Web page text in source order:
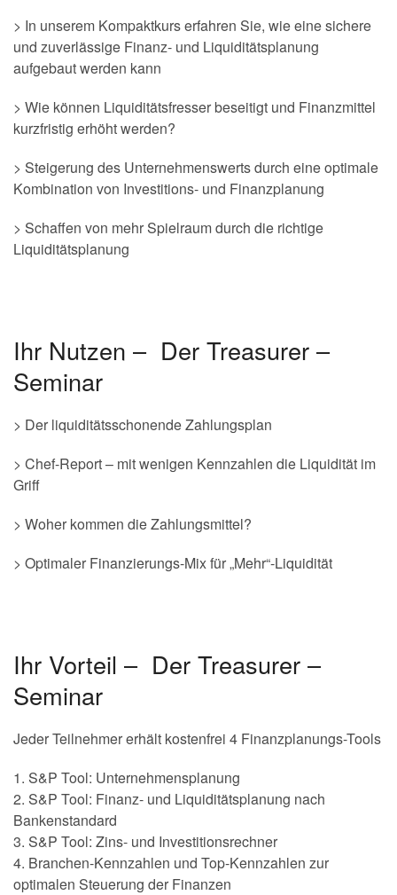
> In unserem Kompaktkurs erfahren Sie, wie eine sichere
und zuverlässige Finanz- und Liquiditätsplanung
aufgebaut werden kann
> Wie können Liquiditätsfresser beseitigt und Finanzmittel
kurzfristig erhöht werden?
> Steigerung des Unternehmenswerts durch eine optimale
Kombination von Investitions- und Finanzplanung
> Schaffen von mehr Spielraum durch die richtige
Liquiditätsplanung
Ihr Nutzen – Der Treasurer –
Seminar
> Der liquiditätsschonende Zahlungsplan
> Chef-Report – mit wenigen Kennzahlen die Liquidität im
Griff
> Woher kommen die Zahlungsmittel?
> Optimaler Finanzierungs-Mix für „Mehr“-Liquidität
Ihr Vorteil – Der Treasurer –
Seminar
Jeder Teilnehmer erhält kostenfrei 4 Finanzplanungs-Tools
1. S&P Tool: Unternehmensplanung
2. S&P Tool: Finanz- und Liquiditätsplanung nach
Bankenstandard
3. S&P Tool: Zins- und Investitionsrechner
4. Branchen-Kennzahlen und Top-Kennzahlen zur
optimalen Steuerung der Finanzen